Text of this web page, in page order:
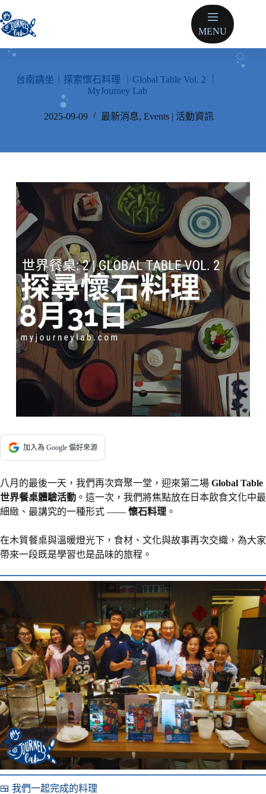
至
主
要
MENU
台南請坐｜探索懷石料理 ｜Global Table Vol. 2 ｜
MyJourney Lab
2025-09-09 最新消息,Events | 活動資訊
加入為 Google 偏好來源
八月的最後一天，我們再次齊聚一堂，迎來第二場 Global Table
世界餐桌體驗活動 。這一次，我們將焦點放在日本飲食文化中最
細緻、最講究的一種形式 —— 懷石料理 。
在木質餐桌與溫暖燈光下，食材、文化與故事再次交織，為大家
帶來一段既是學習也是品味的旅程。
🍱 我們一起完成的料理